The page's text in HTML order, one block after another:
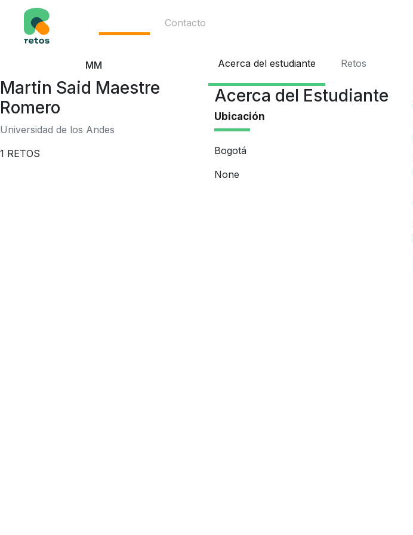
Contacto
MM
Martin Said Maestre
Romero
Universidad de los Andes
1 RETOS
Acerca del estudiante Retos
Acerca del Estudiante
Ubicación
Bogotá
None